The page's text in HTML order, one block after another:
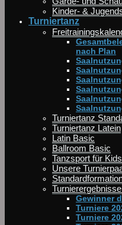
Kinder- &
Turniertanz
nach Plan
Turniertanz
Turniertanz Latein
Latin Basic
Ballroom Basic
Tanzsport für
Unsere
Gewinner
Turniere
Turniere